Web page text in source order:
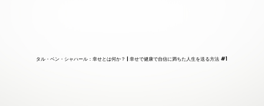
タル・ベン・シャハール：幸せとは何か？ | 幸せで健康で自信に満ちた人生を送る方法 #1